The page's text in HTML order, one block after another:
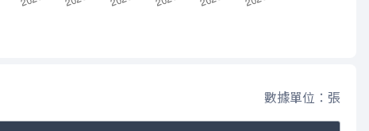
數據單位：張